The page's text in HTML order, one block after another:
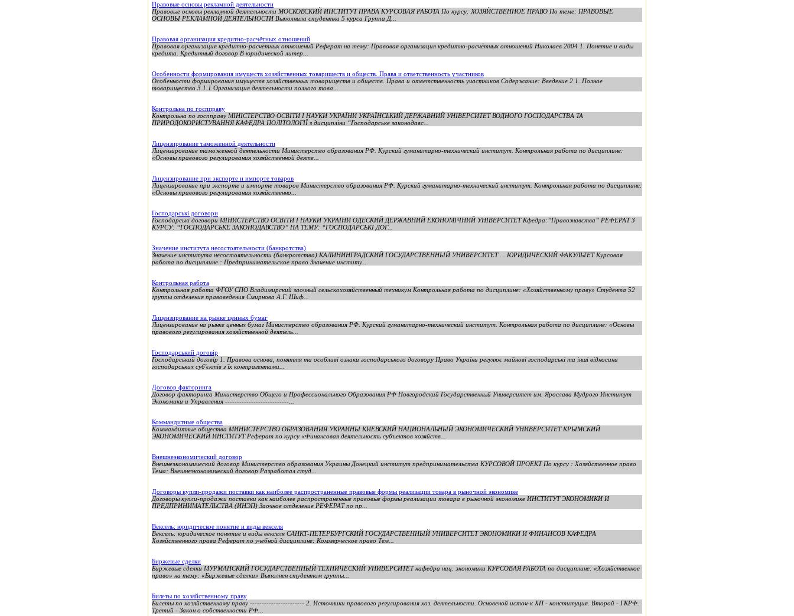
Правовые основы рекламной деятельности
Правовые основы рекламной деятельности МОСКОВСКИЙ ИНСТИТУТ ПРАВА КУРСОВАЯ РАБОТА По курсу: ХОЗЯЙСТВЕННОЕ ПРАВО По теме: ПРАВОВЫЕ
ОСНОВЫ РЕКЛАМНОЙ ДЕЯТЕЛЬНОСТИ Выполнила студентка 5 курса Группа Д...
Правовая организация кредитно-расчётных отношений
Правовая организация кредитно-расчётных отношений Реферат на тему: Правовая организация кредитно-расчётных отношений Николаев 2004 1. Понятие и виды
кредита. Кредитный договор В юридической литер...
Особенности формирования имуществ хозяйственных товариществ и обществ. Права и ответственность участников
Особенности формирования имуществ хозяйственных товариществ и обществ. Права и ответственность участников Содержание: Введение 2 1. Полное
товарищество 3 1.1 Организация деятельности полного това...
Контрольна по госпправу
Контрольна по госпправу МІНІСТЕРСТВО ОСВІТИ І НАУКИ УКРАЇНИ УКРАЇНСЬКИЙ ДЕРЖАВНИЙ УНІВЕРСИТЕТ ВОДНОГО ГОСПОДАРСТВА ТА
ПРИРОДОКОРИСТУВАННЯ КАФЕДРА ПОЛІТОЛОГІЇ з дисципліни “Господарське законодавс...
Лицензирование таможенной деятельности
Лицензирование таможенной деятельности Министерство образования РФ. Курский гуманитарно-технический институт. Контрольная работа по дисциплине:
«Основы правового регулирования хозяйственной деяте...
Лицензирование при экспорте и импорте товаров
Лицензирование при экспорте и импорте товаров Министерство образования РФ. Курский гуманитарно-технический институт. Контрольная работа по дисциплине:
«Основы правового регулирования хозяйственно...
Господарські договори
Господарські договори МIНИСТЕРСТВО ОСВIТИ I НАУКИ УКРАIНИ ОДЕСКИЙ ДЕРЖАВНИЙ ЕКОНОМIЧНИЙ УНIВЕРСИТЕТ Кфедра:”Правознавства” РЕФЕРАТ З
КУРСУ: “ГОСПОДАРСЬКЕ ЗАКОНОДАВСТВО” НА ТЕМУ: “ГОСПОДАРСЬКІ ДОГ...
Значение института несостоятельности (банкротства)
Значение института несостоятельности (банкротства) КАЛИНИНГРАДСКИЙ ГОСУДАРСТВЕННЫЙ УНИВЕРСИТЕТ . . ЮРИДИЧЕСКИЙ ФАКУЛЬТЕТ Курсовая
работа по дисциплине : Предпринимательское право Значение институ...
Контрольная работа
Контрольная работа ФГОУ СПО Владимирский заочный сельскохозяйственный техникум Контрольная работа по дисциплине: «Хозяйственному праву» Студента 52
группы отделения правоведения Смирнова А.Г. Шиф...
Лицензирование на рынке ценных бумаг
Лицензирование на рынке ценных бумаг Министерство образования РФ. Курский гуманитарно-технический институт. Контрольная работа по дисциплине: «Основы
правового регулирования хозяйственной деятель...
Господарський договір
Господарський договір 1. Правова основа, поняття та особливі ознаки господарського договору Право України регулює майнові господарські та інші відносини
господарських суб'єктів з їх контрагентами...
Договор факторинга
Договор факторинга Министерство Общего и Профессионального Образования РФ Новгородский Государственный Университет им. Ярослава Мудрого Институт
Экономики и Управления ---------------------------...
Коммандитные общества
Коммандитные общества МИНИСТЕРСТВО ОБРАЗОВАНИЯ УКРАИНЫ КИЕВСКИЙ НАЦИОНАЛЬНЫЙ ЭКОНОМИЧЕСКИЙ УНИВЕРСИТЕТ КРЫМСКИЙ
ЭКОНОМИЧЕСКИЙ ИНСТИТУТ Реферат по курсу «Финансовая деятельность субъектов хозяйств...
Внешнеэкономический договор
Внешнеэкономический договор Министерство образования Украины Донецкий институт предпринимательства КУРСОВОЙ ПРОЕКТ По курсу : Хозяйственное право
Тема: Внешнеэкономический договор Разработал студ...
Договоры купли-продажи поставки как наиболее распространенные правовые формы реализации товара в рыночной экономике
Договоры купли-продажи поставки как наиболее распространенные правовые формы реализации товара в рыночной экономике ИНСТИТУТ ЭКОНОМИКИ И
ПРЕДПРИНИМАТЕЛЬСТВА (ИНЭП) Заочное отделение РЕФЕРАТ по пр...
Вексель: юридическое понятие и виды векселя
Вексель: юридическое понятие и виды векселя САНКТ-ПЕТЕРБУРГСКИЙ ГОСУДАРСТВЕННЫЙ УНИВЕРСИТЕТ ЭКОНОМИКИ И ФИНАНСОВ КАФЕДРА
Хозяйственного права Реферат по учебной дисциплине: Коммерческое право Тем...
Биржевые сделки
Биржевые сделки МУРМАНСКИЙ ГОСУДАРСТВЕННЫЙ ТЕХНИЧЕСКИЙ УНИВЕРСИТЕТ кафедра нац. экономики КУРСОВАЯ РАБОТА по дисциплине: «Хозяйственное
право» на тему: «Биржевые сделки» Выполнен студентом группы...
Билеты по хозяйственному праву
Билеты по хозяйственному праву ----------------------- 2. Источники правового регулирования хоз. деятельности. Основеной источ-к ХП - конституция. Второй - ГКРФ.
Третий - Закон о собственности РФ...